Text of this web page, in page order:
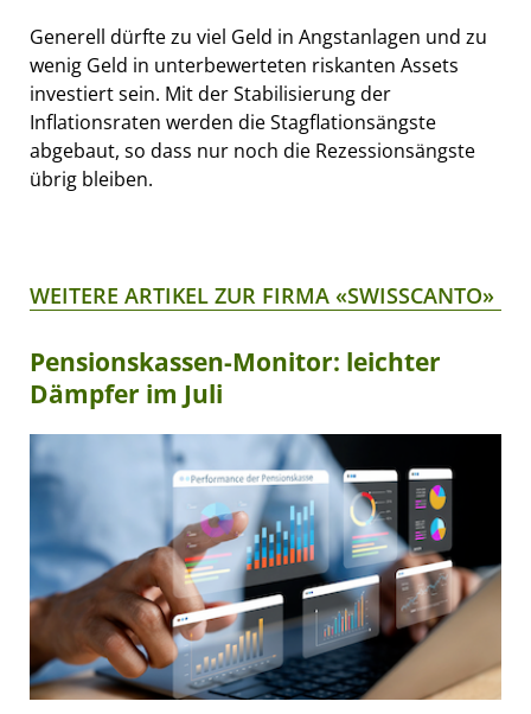
Generell dürfte zu viel Geld in Angstanlagen und zu
wenig Geld in unterbewerteten riskanten Assets
investiert sein. Mit der Stabilisierung der
Inflationsraten werden die Stagflationsängste
abgebaut, so dass nur noch die Rezessionsängste
übrig bleiben.
WEITERE ARTIKEL ZUR FIRMA «SWISSCANTO»
Pensionskassen-Monitor: leichter
Dämpfer im Juli